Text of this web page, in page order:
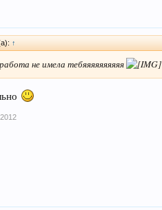
↑
не имела тебяяяяяяяяяя